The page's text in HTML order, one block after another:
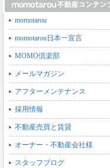
momotarou
momotarou日本一宣言
MOMO倶楽部
メールマガジン
アフターメンテナンス
採用情報
不動産売買と賃貸
オーナー・不動産会社様
スタッフブログ